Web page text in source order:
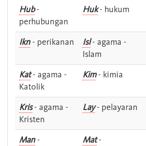
Hub-
perhubungan
Huk- hukum
Ikn- perikanan Isl- agama -
Islam
Kat- agama -
Katolik
Kim- kimia
Kris- agama -
Kristen
Lay- pelayaran
Man-
Mat-